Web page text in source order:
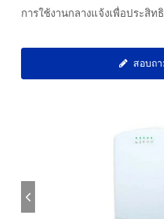
การใช้งานกลางแจ้งเพื่อประสิ
สอบถ